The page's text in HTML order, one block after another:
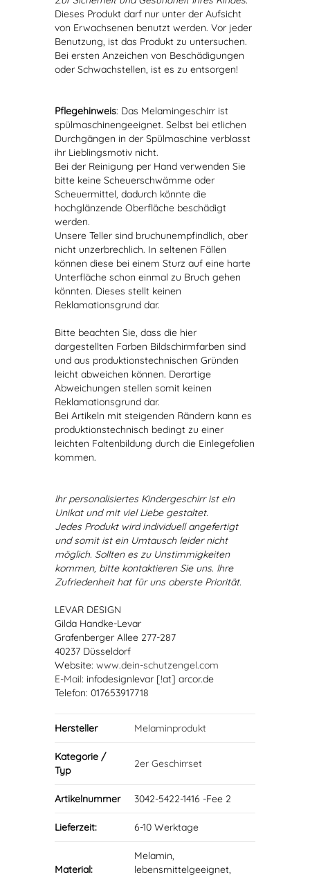
Dieses Produkt darf nur unter der Aufsicht
von Erwachsenen benutzt werden. Vor jeder
Benutzung, ist das Produkt zu untersuchen.
Bei ersten Anzeichen von Beschädigungen
oder Schwachstellen, ist es zu entsorgen!
Pflegehinweis: Das Melamingeschirr ist
spülmaschinengeeignet. Selbst bei etlichen
Durchgängen in der Spülmaschine verblasst
ihr Lieblingsmotiv nicht.
Bei der Reinigung per Hand verwenden Sie
bitte keine Scheuerschwämme oder
Scheuermittel, dadurch könnte die
hochglänzende Oberfläche beschädigt
werden.
Unsere Teller sind bruchunempfindlich, aber
nicht unzerbrechlich. In seltenen Fällen
können diese bei einem Sturz auf eine harte
Unterfläche schon einmal zu Bruch gehen
könnten. Dieses stellt keinen
Reklamationsgrund dar.
Bitte beachten Sie, dass die hier
dargestellten Farben Bildschirmfarben sind
und aus produktionstechnischen Gründen
leicht abweichen können. Derartige
Abweichungen stellen somit keinen
Reklamationsgrund dar.
Bei Artikeln mit steigenden Rändern kann es
produktionstechnisch bedingt zu einer
leichten Faltenbildung durch die Einlegefolien
kommen.
Ihr personalisiertes Kindergeschirr ist ein
Unikat und mit viel Liebe gestaltet.
Jedes Produkt wird individuell angefertigt
und somit ist ein Umtausch leider nicht
möglich. Sollten es zu Unstimmigkeiten
kommen, bitte kontaktieren Sie uns. Ihre
Zufriedenheit hat für uns oberste Priorität.
LEVAR DESIGN
Gilda Handke-Levar
Grafenberger Allee 277-287
40237 Düsseldorf
Website: www.dein-schutzengel.com
E-Mail: infodesignlevar [!at] arcor.de
Telefon: 017653917718
Hersteller Melaminprodukt
Kategorie /
Typ
2er Geschirrset
Artikelnummer 3042-5422-1416 -Fee 2
Lieferzeit: 6-10 Werktage
Material:
Melamin,
lebensmittelgeeignet,